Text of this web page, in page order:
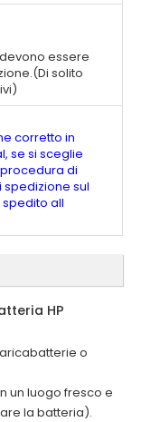
essere
solito
corretto in
se si sceglie
di
sul
all
HP
o
un luogo fresco e
la batteria).